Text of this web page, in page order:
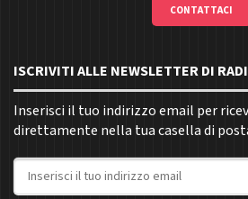
CONTATTACI
ISCRIVITI ALLE NEWSLETTER DI
Inserisci il tuo indirizzo email per
direttamente nella tua casella di
Indirizzo email